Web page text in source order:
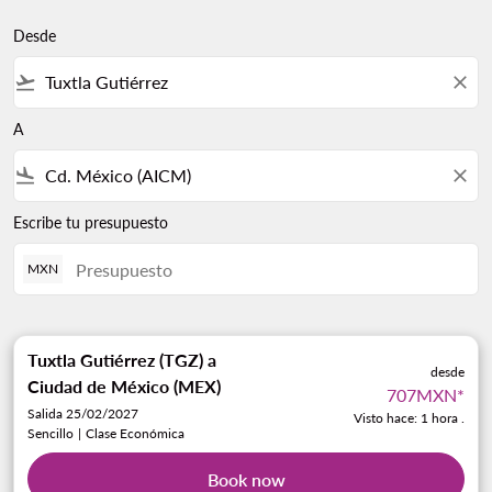
Desde
flight_takeoff close
A
flight_land close
Escribe tu presupuesto
MXN
Tuxtla Gutiérrez (TGZ) a
Ciudad de México (MEX)
Salida 25/02/2027
Sencillo | Clase Económica
desde
707MXN*
Visto hace: 1 hora .
Book now